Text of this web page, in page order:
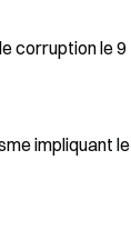
corruption le 9
impliquant le